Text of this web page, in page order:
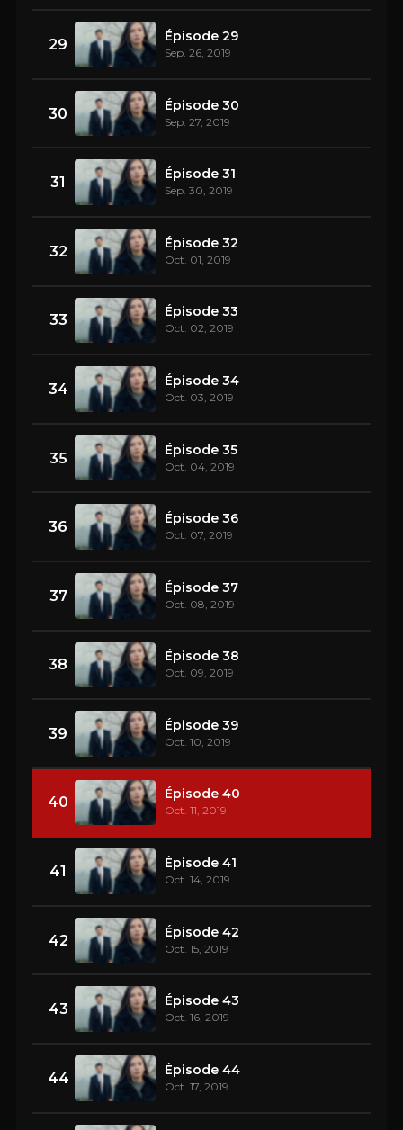
29 Épisode 29
Sep. 26, 2019
30 Épisode 30
Sep. 27, 2019
31 Épisode 31
Sep. 30, 2019
32 Épisode 32
Oct. 01, 2019
33 Épisode 33
Oct. 02, 2019
34 Épisode 34
Oct. 03, 2019
35 Épisode 35
Oct. 04, 2019
36 Épisode 36
Oct. 07, 2019
37 Épisode 37
Oct. 08, 2019
38 Épisode 38
Oct. 09, 2019
39 Épisode 39
Oct. 10, 2019
40 Épisode 40
Oct. 11, 2019
41 Épisode 41
Oct. 14, 2019
42 Épisode 42
Oct. 15, 2019
43 Épisode 43
Oct. 16, 2019
44 Épisode 44
Oct. 17, 2019